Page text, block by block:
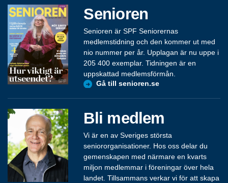
Senioren
Senioren är SPF Seniorernas
medlemstidning och den kommer ut med
nio nummer per år. Upplagan är nu uppe i
205 400 exemplar. Tidningen är en
uppskattad medlemsförmån.
Gå till senioren.se
Bli medlem
Vi är en av Sveriges största
seniororganisationer. Hos oss delar du
gemenskapen med närmare en kvarts
miljon medlemmar i föreningar över hela
landet. Tillsammans verkar vi för att skapa